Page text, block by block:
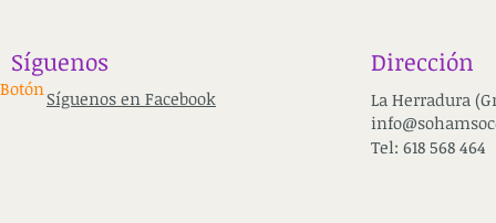
Síguenos
BotónSíguenos en Facebook
Dirección
La Herradura
Tel: 618 568 464